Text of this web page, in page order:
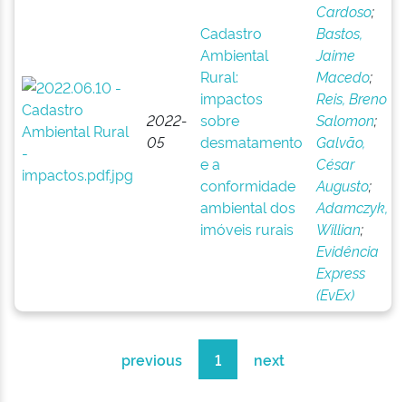
2022-
05
Cadastro
Ambiental
Rural:
impactos
sobre
desmatamento
e a
conformidade
ambiental dos
imóveis rurais
Cardoso;
Bastos,
Jaime
Macedo;
Reis, Breno
Salomon;
Galvão,
César
Augusto;
Adamczyk,
Willian;
Evidência
Express
(EvEx)
previous 1 next